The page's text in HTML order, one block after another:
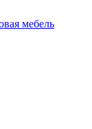
мебель